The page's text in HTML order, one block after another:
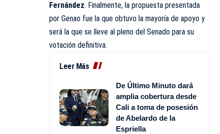
Fernández. Finalmente, la propuesta presentada
por Genao fue la que obtuvo la mayoría de apoyo y
será la que se lleve al pleno del Senado para su
votación definitiva.
Leer Más
De Último Minuto dará
amplia cobertura desde
Cali a toma de posesión
de Abelardo de la
Espriella